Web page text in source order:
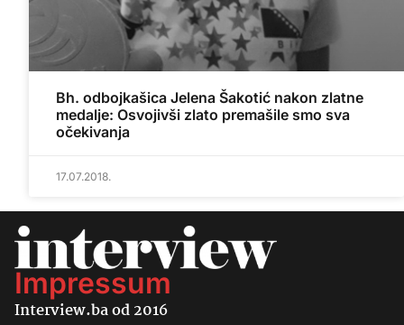
Bh. odbojkašica Jelena Šakotić nakon zlatne
medalje: Osvojivši zlato premašile smo sva
očekivanja
17.07.2018.
Impressum
Interview.ba od 2016